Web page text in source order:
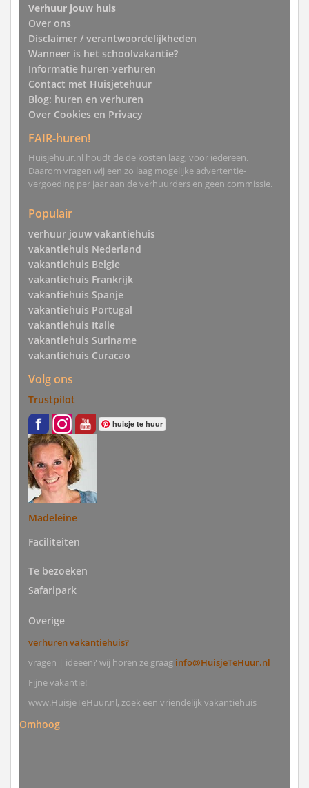
Verhuur jouw huis
Over ons
Disclaimer / verantwoordelijkheden
Wanneer is het schoolvakantie?
Informatie huren-verhuren
Contact met Huisjetehuur
Blog: huren en verhuren
Over Cookies en Privacy
FAIR-huren!
Huisjehuur.nl houdt de de kosten laag, voor iedereen.
Daarom vragen wij een zo laag mogelijke advertentie-
vergoeding per jaar aan de verhuurders en geen commissie.
Populair
verhuur jouw vakantiehuis
vakantiehuis Nederland
vakantiehuis Belgie
vakantiehuis Frankrijk
vakantiehuis Spanje
vakantiehuis Portugal
vakantiehuis Italie
vakantiehuis Suriname
vakantiehuis Curacao
Volg ons
Trustpilot
huisje te huur
Madeleine
Faciliteiten
Te bezoeken
Safaripark
Overige
verhuren vakantiehuis?
vragen | ideeën? wij horen ze graag info@HuisjeTeHuur.nl
Fijne vakantie!
www.HuisjeTeHuur.nl, zoek een vriendelijk vakantiehuis
Omhoog